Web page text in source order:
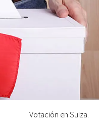
Votación en Suiza.